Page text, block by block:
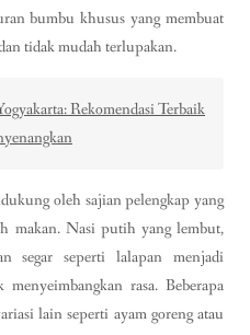
bumbu khusus yang membuat
tidak mudah terlupakan.
Rekomendasi Terbaik
oleh sajian pelengkap yang
makan. Nasi putih yang lembut,
segar seperti lalapan menjadi
rasa. Beberapa
lain seperti ayam goreng atau